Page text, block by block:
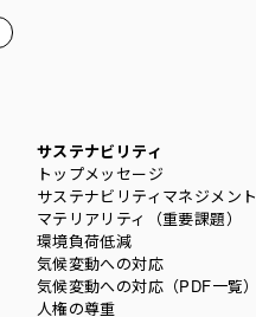
サステナビリティ
トップメッセージ
サステナビリティマネジメント
マテリアリティ（重要課題）
環境負荷低減
気候変動への対応
気候変動への対応（PDF一覧）
人権の尊重